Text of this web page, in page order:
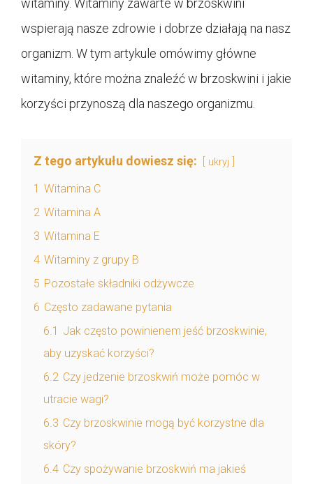
witaminy. Witaminy zawarte w brzoskwini
wspierają nasze zdrowie i dobrze działają na nasz
organizm. W tym artykule omówimy główne
witaminy, które można znaleźć w brzoskwini i jakie
korzyści przynoszą dla naszego organizmu.
Z tego artykułu dowiesz się: ukryj
1 Witamina C
2 Witamina A
3 Witamina E
4 Witaminy z grupy B
5 Pozostałe składniki odżywcze
6 Często zadawane pytania
6.1 Jak często powinienem jeść brzoskwinie,
aby uzyskać korzyści?
6.2 Czy jedzenie brzoskwiń może pomóc w
utracie wagi?
6.3 Czy brzoskwinie mogą być korzystne dla
skóry?
6.4 Czy spożywanie brzoskwiń ma jakieś